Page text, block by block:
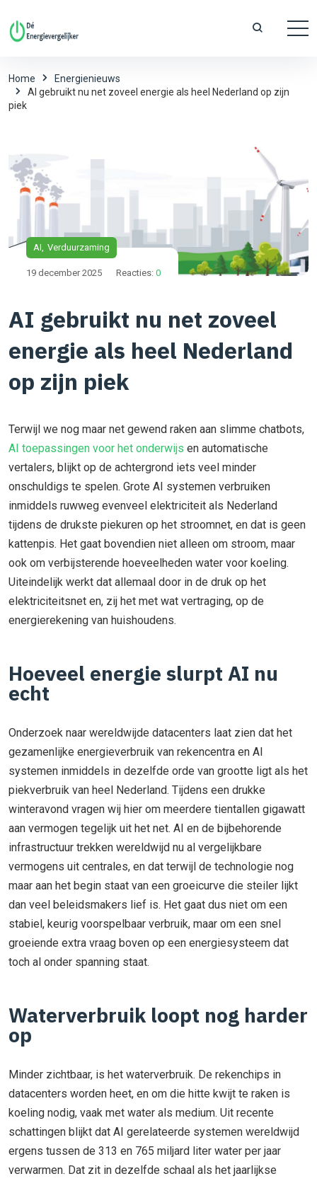
Home
Energienieuws
AI gebruikt nu net zoveel energie als heel Nederland op zijn
piek
AI Verduurzaming
19 december 2025 Reacties: 0
AI gebruikt nu net zoveel
energie als heel Nederland
op zijn piek
Terwijl we nog maar net gewend raken aan slimme chatbots,
AI toepassingen voor het onderwijs en automatische
vertalers, blijkt op de achtergrond iets veel minder
onschuldigs te spelen. Grote AI systemen verbruiken
inmiddels ruwweg evenveel elektriciteit als Nederland
tijdens de drukste piekuren op het stroomnet, en dat is geen
kattenpis. Het gaat bovendien niet alleen om stroom, maar
ook om verbijsterende hoeveelheden water voor koeling.
Uiteindelijk werkt dat allemaal door in de druk op het
elektriciteitsnet en, zij het met wat vertraging, op de
energierekening van huishoudens.
Hoeveel energie slurpt AI nu
echt
Onderzoek naar wereldwijde datacenters laat zien dat het
gezamenlijke energieverbruik van rekencentra en AI
systemen inmiddels in dezelfde orde van grootte ligt als het
piekverbruik van heel Nederland. Tijdens een drukke
winteravond vragen wij hier om meerdere tientallen gigawatt
aan vermogen tegelijk uit het net. AI en de bijbehorende
infrastructuur trekken wereldwijd nu al vergelijkbare
vermogens uit centrales, en dat terwijl de technologie nog
maar aan het begin staat van een groeicurve die steiler lijkt
dan veel beleidsmakers lief is. Het gaat dus niet om een
stabiel, keurig voorspelbaar verbruik, maar om een snel
groeiende extra vraag boven op een energiesysteem dat
toch al onder spanning staat.
Waterverbruik loopt nog harder
op
Minder zichtbaar, is het waterverbruik. De rekenchips in
datacenters worden heet, en om die hitte kwijt te raken is
koeling nodig, vaak met water als medium. Uit recente
schattingen blijkt dat AI gerelateerde systemen wereldwijd
ergens tussen de 313 en 765 miljard liter water per jaar
verwarmen. Dat zit in dezelfde schaal als het jaarlijkse